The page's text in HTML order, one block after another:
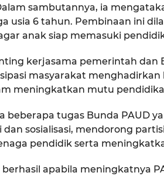
sambutannya, ia
usia 6 tahun. Pembinaan ini
anak siap memasuki
kerjasama pemerintah
masyarakat
meningkatkan mutu
beberapa tugas Bunda PAUD
sosialisasi, mendorong
pendidik serta
berhasil apabila meningkatnya